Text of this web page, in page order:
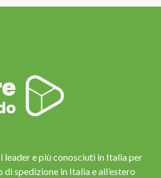
leader e più conosciuti in Italia per
spedizione in Italia e all’estero